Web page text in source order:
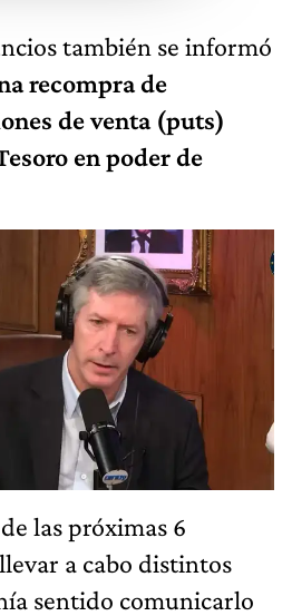
también se informó
recompra de
de venta (puts)
en poder de
las próximas 6
a cabo distintos
sentido comunicarlo